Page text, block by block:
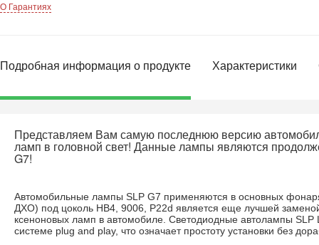
О Гарантиях
Подробная информация о продукте Характеристики
Представляем Вам самую последнюю версию
ламп в головной свет! Данные лампы являются
G7!
Автомобильные лампы SLP G7 применяются в основных
ДХО) под цоколь HB4, 9006, P22d является еще лучшей
ксеноновых ламп в автомобиле. Светодиодные автолампы SLP
системе plug and play, что означает простоту установки без